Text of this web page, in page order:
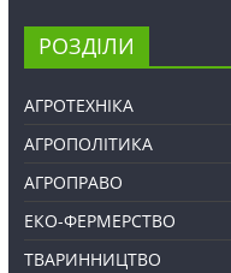
РОЗДІЛИ
АГРОТЕХНІКА
АГРОПОЛІТИКА
АГРОПРАВО
ЕКО-ФЕРМЕРСТВО
ТВАРИННИЦТВО